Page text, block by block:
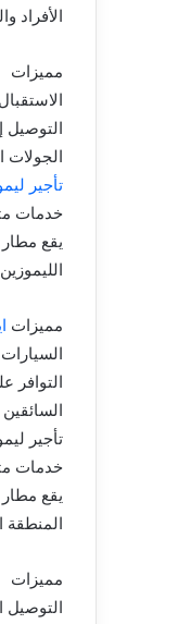
الأفراد
مميزات
التوصيل
الجولات
تأجير
خدمات
يقع
مميزات
التوافر على
تأجير
خدمات
يقع
المنطقة
مميزات
التوصيل